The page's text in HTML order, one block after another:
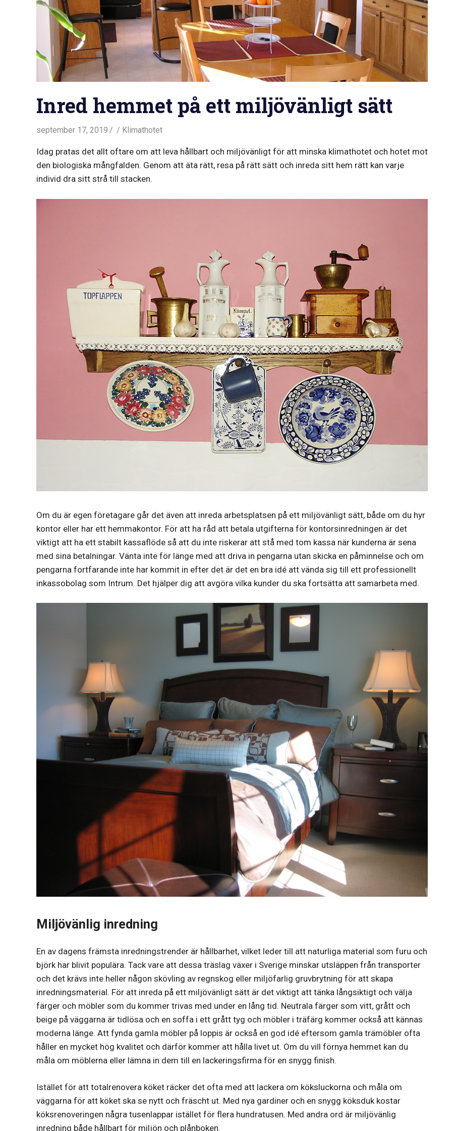
Inred hemmet på ett miljövänligt sätt
september 17, 2019 Klimathotet
Idag pratas det allt oftare om att leva hållbart och miljövänligt för att minska klimathotet och hotet mot
den biologiska mångfalden. Genom att äta rätt, resa på rätt sätt och inreda sitt hem rätt kan varje
individ dra sitt strå till stacken.
Om du är egen företagare går det även att inreda arbetsplatsen på ett miljövänligt sätt, både om du hyr
kontor eller har ett hemmakontor. För att ha råd att betala utgifterna för kontorsinredningen är det
viktigt att ha ett stabilt kassaflöde så att du inte riskerar att stå med tom kassa när kunderna är sena
med sina betalningar. Vänta inte för länge med att driva in pengarna utan skicka en påminnelse och om
pengarna fortfarande inte har kommit in efter det är det en bra idé att vända sig till ett professionellt
inkassobolag som Intrum. Det hjälper dig att avgöra vilka kunder du ska fortsätta att samarbeta med.
Miljövänlig inredning
En av dagens främsta inredningstrender är hållbarhet, vilket leder till att naturliga material som furu och
björk har blivit populära. Tack vare att dessa träslag växer i Sverige minskar utsläppen från transporter
och det krävs inte heller någon skövling av regnskog eller miljöfarlig gruvbrytning för att skapa
inredningsmaterial. För att inreda på ett miljövänligt sätt är det viktigt att tänka långsiktigt och välja
färger och möbler som du kommer trivas med under en lång tid. Neutrala färger som vitt, grått och
beige på väggarna är tidlösa och en soffa i ett grått tyg och möbler i träfärg kommer också att kännas
moderna länge. Att fynda gamla möbler på loppis är också en god idé eftersom gamla trämöbler ofta
håller en mycket hög kvalitet och därför kommer att hålla livet ut. Om du vill förnya hemmet kan du
måla om möblerna eller lämna in dem till en lackeringsfirma för en snygg finish.
Istället för att totalrenovera köket räcker det ofta med att lackera om köksluckorna och måla om
väggarna för att köket ska se nytt och fräscht ut. Med nya gardiner och en snygg köksduk kostar
köksrenoveringen några tusenlappar istället för flera hundratusen. Med andra ord är miljövänlig
inredning både hållbart för miljön och plånboken.